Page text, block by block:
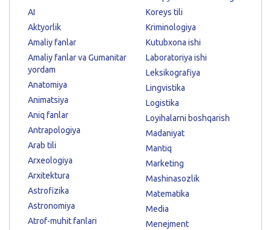
AI
Aktyorlik
Amaliy fanlar
Amaliy fanlar va Gumanitar
yordam
Anatomiya
Animatsiya
Aniq fanlar
Antrapologiya
Arab tili
Arxeologiya
Arxitektura
Astrofizika
Astronomiya
Atrof-muhit fanlari
Koreys tili
Kriminologiya
Kutubxona ishi
Laboratoriya ishi
Leksikografiya
Lingvistika
Logistika
Loyihalarni boshqarish
Madaniyat
Mantiq
Marketing
Mashinasozlik
Matematika
Media
Menejment